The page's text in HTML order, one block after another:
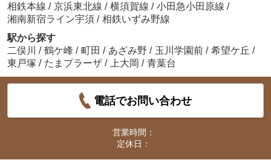
相鉄本線 / 京浜東北線 / 横須賀線 / 小田急小田原線 /
湘南新宿ライン宇須 / 相鉄いずみ野線
駅から探す
二俣川
/ 鶴ケ峰 / 町田 / あざみ野 / 玉川学園前 / 希望ケ丘 /
東戸塚 / たまプラーザ / 上大岡 / 青葉台
電話でお問い合わせ
営業時間：
定休日：